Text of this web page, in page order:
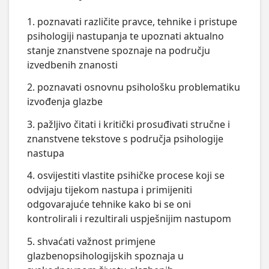
1. poznavati različite pravce, tehnike i pristupe
psihologiji nastupanja te upoznati aktualno
stanje znanstvene spoznaje na području
izvedbenih znanosti
2. poznavati osnovnu psihološku problematiku
izvođenja glazbe
3. pažljivo čitati i kritički prosuđivati stručne i
znanstvene tekstove s područja psihologije
nastupa
4. osvijestiti vlastite psihičke procese koji se
odvijaju tijekom nastupa i primijeniti
odgovarajuće tehnike kako bi se oni
kontrolirali i rezultirali uspješnijim nastupom
5. shvaćati važnost primjene
glazbenopsihologijskih spoznaja u